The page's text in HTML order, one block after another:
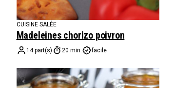
CUISINE SALÉE
Madeleines chorizo poivron
14 part(s) 20 min. facile